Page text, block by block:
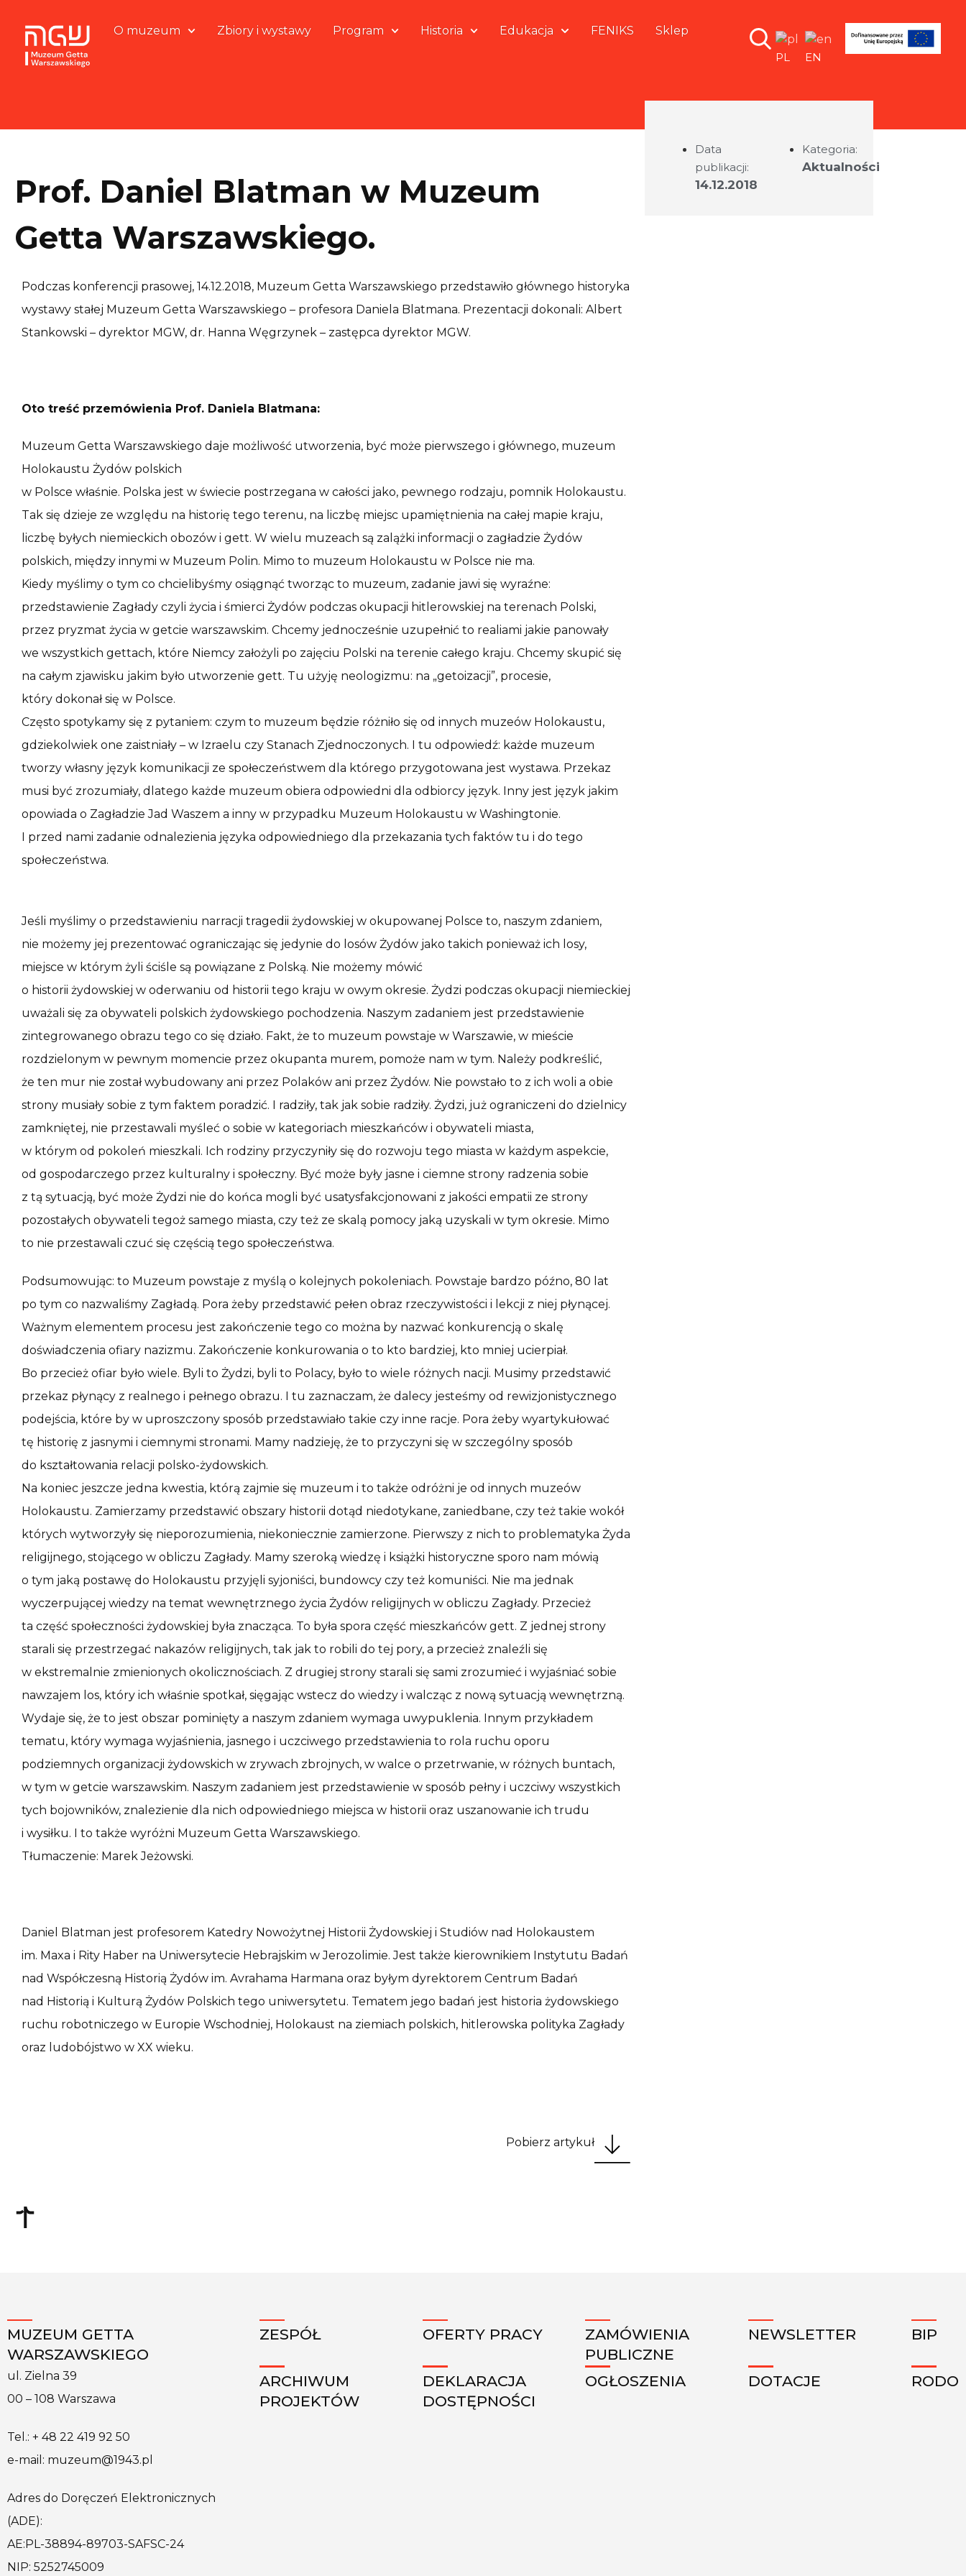
O muzeum Zbiory i wystawy Program Historia Edukacja FENIKS
Sklep
PL
EN
Prof. Daniel Blatman w Muzeum
Getta Warszawskiego.
Podczas konferencji prasowej, 14.12.2018, Muzeum Getta Warszawskiego przedstawiło głównego historyka
wystawy stałej Muzeum Getta Warszawskiego – profesora Daniela Blatmana. Prezentacji dokonali: Albert
Stankowski – dyrektor MGW, dr. Hanna Węgrzynek – zastępca dyrektor MGW.
Oto treść przemówienia Prof. Daniela Blatmana:
Muzeum Getta Warszawskiego daje możliwość utworzenia, być może pierwszego i głównego, muzeum
Holokaustu Żydów polskich
w Polsce właśnie. Polska jest w świecie postrzegana w całości jako, pewnego rodzaju, pomnik Holokaustu.
Tak się dzieje ze względu na historię tego terenu, na liczbę miejsc upamiętnienia na całej mapie kraju,
liczbę byłych niemieckich obozów i gett. W wielu muzeach są zalążki informacji o zagładzie Żydów
polskich, między innymi w Muzeum Polin. Mimo to muzeum Holokaustu w Polsce nie ma.
Kiedy myślimy o tym co chcielibyśmy osiągnąć tworząc to muzeum, zadanie jawi się wyraźne:
przedstawienie Zagłady czyli życia i śmierci Żydów podczas okupacji hitlerowskiej na terenach Polski,
przez pryzmat życia w getcie warszawskim. Chcemy jednocześnie uzupełnić to realiami jakie panowały
we wszystkich gettach, które Niemcy założyli po zajęciu Polski na terenie całego kraju. Chcemy skupić się
na całym zjawisku jakim było utworzenie gett. Tu użyję neologizmu: na „getoizacji”, procesie,
który dokonał się w Polsce.
Często spotykamy się z pytaniem: czym to muzeum będzie różniło się od innych muzeów Holokaustu,
gdziekolwiek one zaistniały – w Izraelu czy Stanach Zjednoczonych. I tu odpowiedź: każde muzeum
tworzy własny język komunikacji ze społeczeństwem dla którego przygotowana jest wystawa. Przekaz
musi być zrozumiały, dlatego każde muzeum obiera odpowiedni dla odbiorcy język. Inny jest język jakim
opowiada o Zagładzie Jad Waszem a inny w przypadku Muzeum Holokaustu w Washingtonie.
I przed nami zadanie odnalezienia języka odpowiedniego dla przekazania tych faktów tu i do tego
społeczeństwa.
Jeśli myślimy o przedstawieniu narracji tragedii żydowskiej w okupowanej Polsce to, naszym zdaniem,
nie możemy jej prezentować ograniczając się jedynie do losów Żydów jako takich ponieważ ich losy,
miejsce w którym żyli ściśle są powiązane z Polską. Nie możemy mówić
o historii żydowskiej w oderwaniu od historii tego kraju w owym okresie. Żydzi podczas okupacji niemieckiej
uważali się za obywateli polskich żydowskiego pochodzenia. Naszym zadaniem jest przedstawienie
zintegrowanego obrazu tego co się działo. Fakt, że to muzeum powstaje w Warszawie, w mieście
rozdzielonym w pewnym momencie przez okupanta murem, pomoże nam w tym. Należy podkreślić,
że ten mur nie został wybudowany ani przez Polaków ani przez Żydów. Nie powstało to z ich woli a obie
strony musiały sobie z tym faktem poradzić. I radziły, tak jak sobie radziły. Żydzi, już ograniczeni do dzielnicy
zamkniętej, nie przestawali myśleć o sobie w kategoriach mieszkańców i obywateli miasta,
w którym od pokoleń mieszkali. Ich rodziny przyczyniły się do rozwoju tego miasta w każdym aspekcie,
od gospodarczego przez kulturalny i społeczny. Być może były jasne i ciemne strony radzenia sobie
z tą sytuacją, być może Żydzi nie do końca mogli być usatysfakcjonowani z jakości empatii ze strony
pozostałych obywateli tegoż samego miasta, czy też ze skalą pomocy jaką uzyskali w tym okresie. Mimo
to nie przestawali czuć się częścią tego społeczeństwa.
Podsumowując: to Muzeum powstaje z myślą o kolejnych pokoleniach. Powstaje bardzo późno, 80 lat
po tym co nazwaliśmy Zagładą. Pora żeby przedstawić pełen obraz rzeczywistości i lekcji z niej płynącej.
Ważnym elementem procesu jest zakończenie tego co można by nazwać konkurencją o skalę
doświadczenia ofiary nazizmu. Zakończenie konkurowania o to kto bardziej, kto mniej ucierpiał.
Bo przecież ofiar było wiele. Byli to Żydzi, byli to Polacy, było to wiele różnych nacji. Musimy przedstawić
przekaz płynący z realnego i pełnego obrazu. I tu zaznaczam, że dalecy jesteśmy od rewizjonistycznego
podejścia, które by w uproszczony sposób przedstawiało takie czy inne racje. Pora żeby wyartykułować
tę historię z jasnymi i ciemnymi stronami. Mamy nadzieję, że to przyczyni się w szczególny sposób
do kształtowania relacji polsko-żydowskich.
Na koniec jeszcze jedna kwestia, którą zajmie się muzeum i to także odróżni je od innych muzeów
Holokaustu. Zamierzamy przedstawić obszary historii dotąd niedotykane, zaniedbane, czy też takie wokół
których wytworzyły się nieporozumienia, niekoniecznie zamierzone. Pierwszy z nich to problematyka Żyda
religijnego, stojącego w obliczu Zagłady. Mamy szeroką wiedzę i książki historyczne sporo nam mówią
o tym jaką postawę do Holokaustu przyjęli syjoniści, bundowcy czy też komuniści. Nie ma jednak
wyczerpującej wiedzy na temat wewnętrznego życia Żydów religijnych w obliczu Zagłady. Przecież
ta część społeczności żydowskiej była znacząca. To była spora część mieszkańców gett. Z jednej strony
starali się przestrzegać nakazów religijnych, tak jak to robili do tej pory, a przecież znaleźli się
w ekstremalnie zmienionych okolicznościach. Z drugiej strony starali się sami zrozumieć i wyjaśniać sobie
nawzajem los, który ich właśnie spotkał, sięgając wstecz do wiedzy i walcząc z nową sytuacją wewnętrzną.
Wydaje się, że to jest obszar pominięty a naszym zdaniem wymaga uwypuklenia. Innym przykładem
tematu, który wymaga wyjaśnienia, jasnego i uczciwego przedstawienia to rola ruchu oporu
podziemnych organizacji żydowskich w zrywach zbrojnych, w walce o przetrwanie, w różnych buntach,
w tym w getcie warszawskim. Naszym zadaniem jest przedstawienie w sposób pełny i uczciwy wszystkich
tych bojowników, znalezienie dla nich odpowiedniego miejsca w historii oraz uszanowanie ich trudu
i wysiłku. I to także wyróżni Muzeum Getta Warszawskiego.
Tłumaczenie: Marek Jeżowski.
Daniel Blatman jest profesorem Katedry Nowożytnej Historii Żydowskiej i Studiów nad Holokaustem
im. Maxa i Rity Haber na Uniwersytecie Hebrajskim w Jerozolimie. Jest także kierownikiem Instytutu Badań
nad Współczesną Historią Żydów im. Avrahama Harmana oraz byłym dyrektorem Centrum Badań
nad Historią i Kulturą Żydów Polskich tego uniwersytetu. Tematem jego badań jest historia żydowskiego
ruchu robotniczego w Europie Wschodniej, Holokaust na ziemiach polskich, hitlerowska polityka Zagłady
oraz ludobójstwo w XX wieku.
Pobierz artykuł
Data
publikacji:
14.12.2018
Kategoria:
Aktualności
MUZEUM GETTA
WARSZAWSKIEGO
ul. Zielna 39
00 – 108 Warszawa
Tel.: + 48 22 419 92 50
e-mail: muzeum@1943.pl
Adres do Doręczeń Elektronicznych
(ADE):
AE:PL-38894-89703-SAFSC-24
NIP: 5252745009
ZESPÓŁ
ARCHIWUM
PROJEKTÓW
OFERTY PRACY
DEKLARACJA
DOSTĘPNOŚCI
ZAMÓWIENIA
PUBLICZNE
OGŁOSZENIA
NEWSLETTER
DOTACJE
BIP
RODO